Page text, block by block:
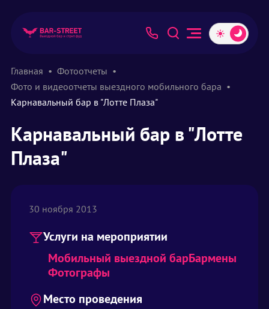
Главная
Фотоотчеты
Фото и видеоотчеты выездного мобильного бара
Карнавальный бар в "Лотте Плаза"
Карнавальный бар в "Лотте
Плаза"
30 ноября 2013
Услуги на мероприятии
Мобильный выездной барБармены
Фотографы
Место проведения